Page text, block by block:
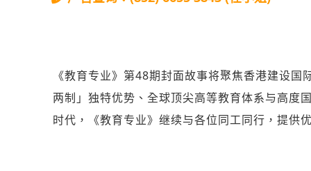
《教育专业》第48期封面故事将聚焦香港建设
两制」独特优势、全球顶尖高等教育体系与高度
时代，《教育专业》继续与各位同工同行，提供